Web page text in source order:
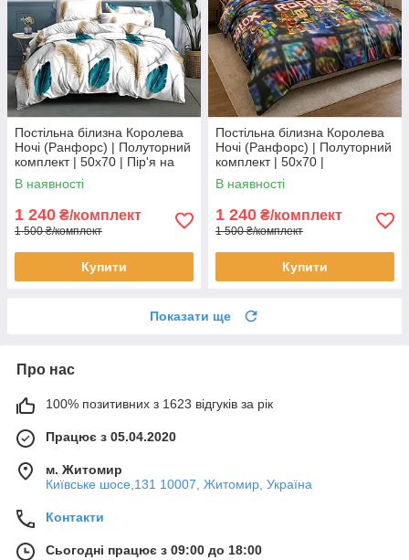
Постільна білизна Королева
Ночі (Ранфорс) | Полуторний
комплект | 50х70 | Пір'я на
білому
В наявності
1 240 ₴/комплект
1 500 ₴/комплект
Купити
Постільна білизна Королева
Ночі (Ранфорс) | Полуторний
комплект | 50х70 |
Різнокольоровий roblox
В наявності
1 240 ₴/комплект
1 500 ₴/комплект
Купити
Показати ще
Про нас
100% позитивних з 1623 відгуків за рік
Працює з 05.04.2020
м. Житомир
Київське шосе,131 10007, Житомир, Україна
Контакти
Сьогодні працює з 09:00 до 18:00